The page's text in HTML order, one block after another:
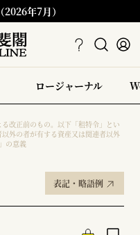
年7月）
ロージャーナル
改正前のもの。以下「租特令」とい
外の者が有する資産又は関連者以外
の意義
表記・略語例